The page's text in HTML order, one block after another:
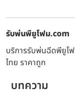
รับพ่นพียูโฟม.com
บริการรับพ่นฉีดพียูโ
ไทย ราคาถูก
บทความ